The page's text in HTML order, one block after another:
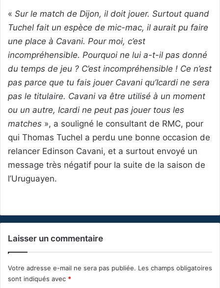
« Sur le match de Dijon, il doit jouer. Surtout quand
Tuchel fait un espèce de mic-mac, il aurait pu faire
une place à Cavani. Pour moi, c’est
incompréhensible. Pourquoi ne lui a-t-il pas donné
du temps de jeu ? C’est incompréhensible ! Ce n’est
pas parce que tu fais jouer Cavani qu’Icardi ne sera
pas le titulaire. Cavani va être utilisé à un moment
ou un autre, Icardi ne peut pas jouer tous les
matches », a souligné le consultant de RMC, pour
qui Thomas Tuchel a perdu une bonne occasion de
relancer Edinson Cavani, et a surtout envoyé un
message très négatif pour la suite de la saison de
l’Uruguayen.
Laisser un commentaire
Votre adresse e-mail ne sera pas publiée. Les champs obligatoires
sont indiqués avec *